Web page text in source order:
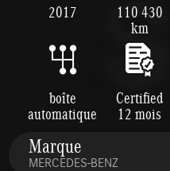
2017 110 430
km
boîte
automatique
Certified
12 mois
Marque
MERCEDES-BENZ